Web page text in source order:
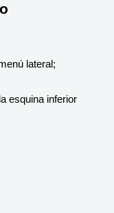
lateral;
esquina inferior